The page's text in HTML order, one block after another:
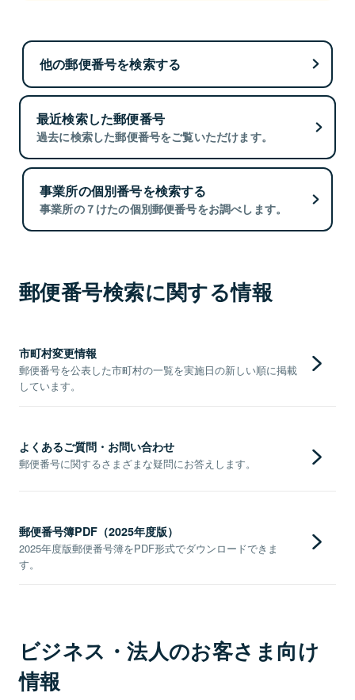
他の郵便番号を検索する
最近検索した郵便番号
過去に検索した郵便番号をご覧いただけます。
事業所の個別番号を検索する
事業所の７けたの個別郵便番号をお調べします。
郵便番号検索に関する情報
市町村変更情報
郵便番号を公表した市町村の一覧を実施日の新しい順に掲載
しています。
よくあるご質問・お問い合わせ
郵便番号に関するさまざまな疑問にお答えします。
郵便番号簿PDF（2025年度版）
2025年度版郵便番号簿をPDF形式でダウンロードできま
す。
ビジネス・法人のお客さま向け
情報